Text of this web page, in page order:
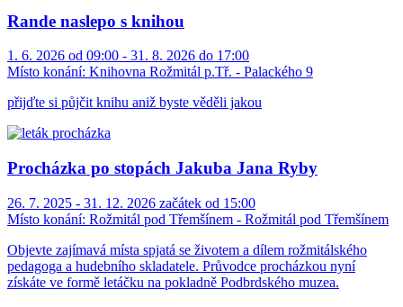
Rande naslepo s knihou
1. 6. 2026 od 09:00 - 31. 8. 2026 do 17:00
Místo konání: Knihovna Rožmitál p.Tř. - Palackého 9
přijďte si půjčit knihu aniž byste věděli jakou
Procházka po stopách Jakuba Jana Ryby
26. 7. 2025 - 31. 12. 2026 začátek od 15:00
Místo konání: Rožmitál pod Třemšínem - Rožmitál pod Třemšínem
Objevte zajímavá místa spjatá se životem a dílem rožmitálského
pedagoga a hudebního skladatele. Průvodce procházkou nyní
získáte ve formě letáčku na pokladně Podbrdského muzea.